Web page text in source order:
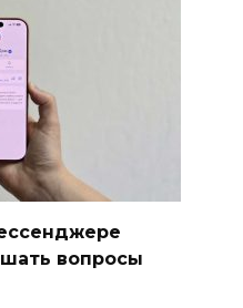
вопросы